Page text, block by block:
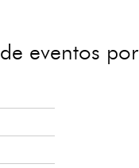
eventos por